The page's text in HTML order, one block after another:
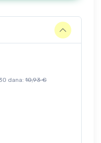
dana: 10,93 €